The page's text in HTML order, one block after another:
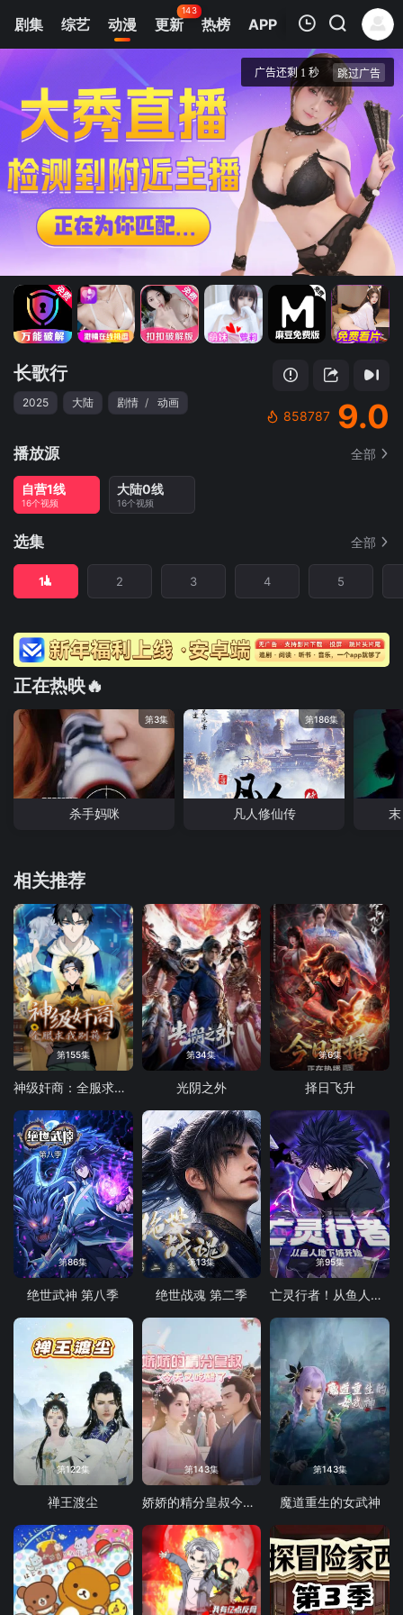
剧集 综艺 动漫 更新
143
热榜 APP
我的观影记录
长歌行
清空
长歌行
2025 大陆 剧情 / 动画
858787 9.0
播放源 全部
自营1线
16个视频
大陆0线
16个视频
选集 全部
1 2 3 4 5
正在热映🔥
第3集
杀手妈咪
第186集
凡人修仙传
相关推荐
第155集
神级奸商：全服求我别薅了 动态漫画
第34集
光阴之外
第6集
择日飞升
第86集
绝世武神 第八季
第13集
绝世战魂 第二季
第95集
亡灵行者！从鱼人地下城开始 动态漫画
第122集
禅王渡尘
第143集
娇娇的精分皇叔今天又吃醋了
第143集
魔道重生的女武神